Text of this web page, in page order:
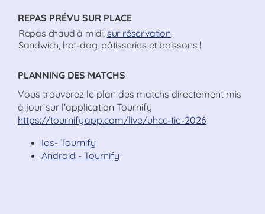
REPAS PRÉVU SUR PLACE
Repas chaud à midi, sur réservation.
Sandwich, hot-dog, pâtisseries et boissons !
PLANNING DES MATCHS
Vous trouverez le plan des matchs directement mis
à jour sur l'application Tournify
https://tournifyapp.com/live/uhcc-tie-2026
Ios- Tournify
Android - Tournify